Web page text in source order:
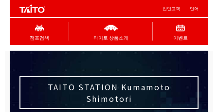
법인고객 언어
점포검색 타이토 상품소개 이벤트
TAITO STATION Kumamoto
Shimotori